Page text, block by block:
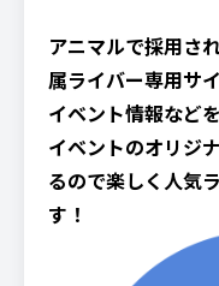
アニマルで採用さ
属ライバー専用サ
イベント情報など
イベントのオリジ
るので楽しく人気
す！